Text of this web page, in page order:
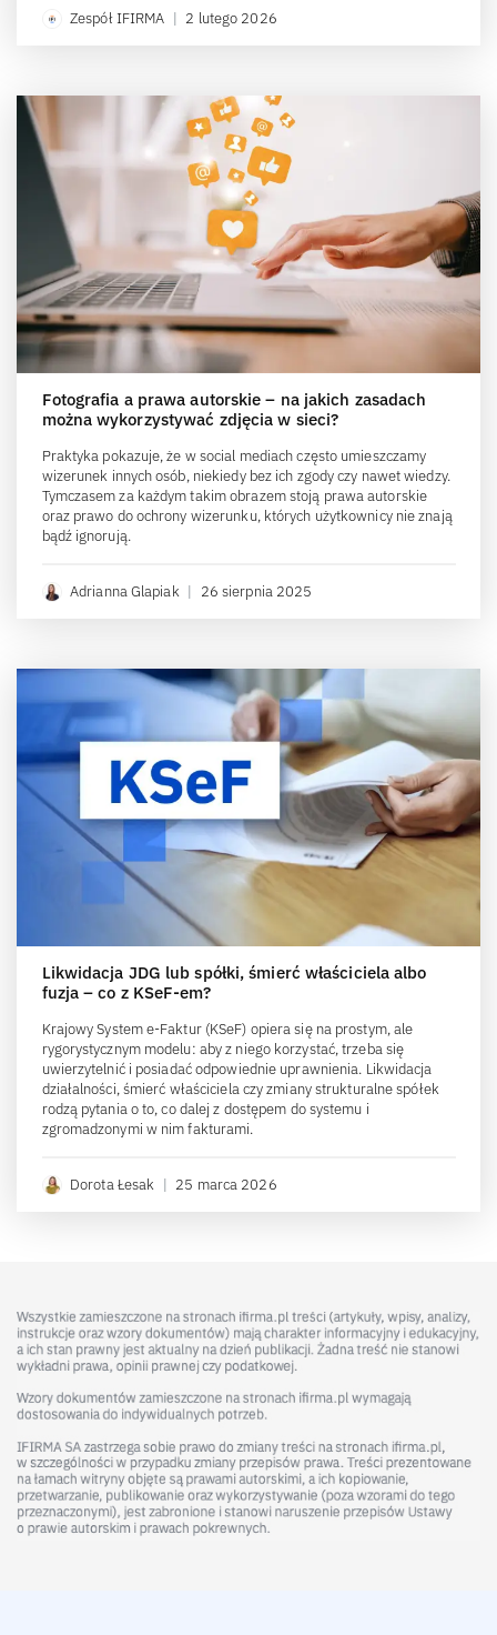
Zespół IFIRMA | 2 lutego 2026
Fotografia a prawa autorskie – na jakich zasadach
można wykorzystywać zdjęcia w sieci?
Praktyka pokazuje, że w social mediach często umieszczamy
wizerunek innych osób, niekiedy bez ich zgody czy nawet wiedzy.
Tymczasem za każdym takim obrazem stoją prawa autorskie
oraz prawo do ochrony wizerunku, których użytkownicy nie znają
bądź ignorują.
Adrianna Glapiak | 26 sierpnia 2025
Likwidacja JDG lub spółki, śmierć właściciela albo
fuzja – co z KSeF-em?
Krajowy System e-Faktur (KSeF) opiera się na prostym, ale
rygorystycznym modelu: aby z niego korzystać, trzeba się
uwierzytelnić i posiadać odpowiednie uprawnienia. Likwidacja
działalności, śmierć właściciela czy zmiany strukturalne spółek
rodzą pytania o to, co dalej z dostępem do systemu i
zgromadzonymi w nim fakturami.
Dorota Łesak | 25 marca 2026